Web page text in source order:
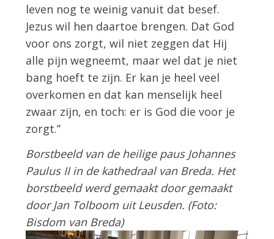
leven nog te weinig vanuit dat besef.
Jezus wil hen daartoe brengen. Dat God
voor ons zorgt, wil niet zeggen dat Hij
alle pijn wegneemt, maar wel dat je niet
bang hoeft te zijn. Er kan je heel veel
overkomen en dat kan menselijk heel
zwaar zijn, en toch: er is God die voor je
zorgt.”
Borstbeeld van de heilige paus Johannes
Paulus II in de kathedraal van Breda. Het
borstbeeld werd gemaakt door gemaakt
door Jan Tolboom uit Leusden. (Foto:
Bisdom van Breda)